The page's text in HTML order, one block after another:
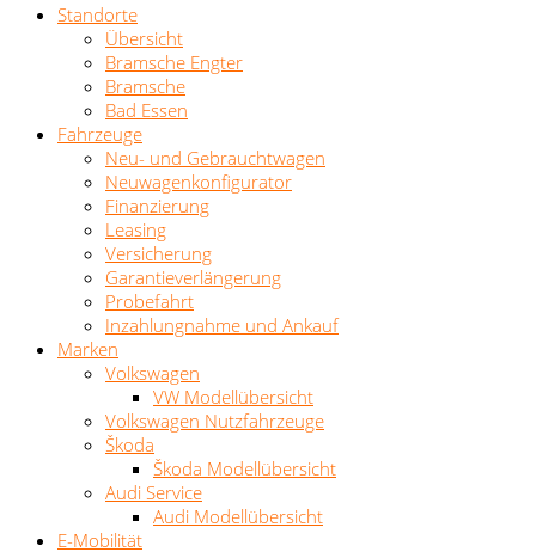
Standorte
Übersicht
Bramsche Engter
Bramsche
Bad Essen
Fahrzeuge
Neu- und Gebrauchtwagen
Neuwagenkonfigurator
Finanzierung
Leasing
Versicherung
Garantieverlängerung
Probefahrt
Inzahlungnahme und Ankauf
Marken
Volkswagen
VW Modellübersicht
Volkswagen Nutzfahrzeuge
Škoda
Škoda Modellübersicht
Audi Service
Audi Modellübersicht
E-Mobilität